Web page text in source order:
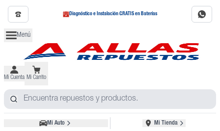
Diagnóstico e Instalación GRATIS en Baterías
Menú
Mi Cuenta Mi Carrito
Mi Auto Mi Tienda